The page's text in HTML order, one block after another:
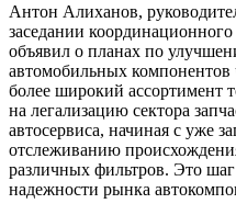
Антон Алиханов,
заседании
объявил о планах по
автомобильных компонентов
более широкий ассортимент
на легализацию сектора
автосервиса, начиная с уже
отслеживанию
различных фильтров. Это
надежности рынка